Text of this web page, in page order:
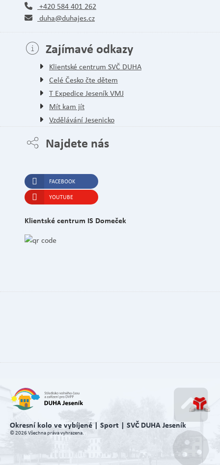
+420 584 401 262
duha@duhajes.cz
Zajímavé odkazy
Klientské centrum SVČ DUHA
Celé Česko čte dětem
T Expedice Jeseník VMJ
Mít kam jít
Vzdělávání Jesenicko
Najdete nás
FACEBOOK
YOUTUBE
Klientské centrum IS Domeček
Okresní kolo ve vybíjené | Sport | SVČ DUHA Jeseník
© 2026 Všechna práva vyhrazena.
Go